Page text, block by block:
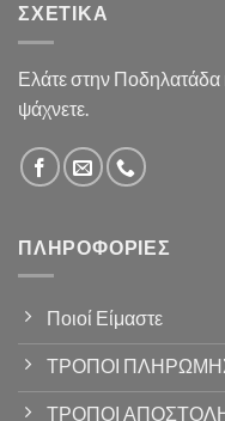
ΣΧΕΤΙΚΆ
Ελάτε στην Ποδηλατάδα
ψάχνετε.
ΠΛΗΡΟΦΟΡΊΕΣ
Ποιοί Είμαστε
ΤΡΟΠΟΙ
ΤΡΟΠΟΙ